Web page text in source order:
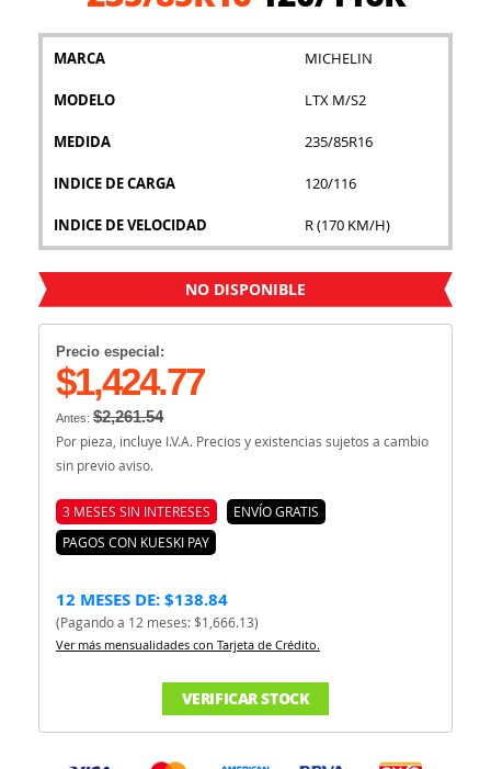
MARCA MICHELIN
MODELO LTX M/S2
MEDIDA 235/85R16
INDICE DE CARGA 120/116
INDICE DE VELOCIDAD R (170 KM/H)
NO DISPONIBLE
Precio especial:
$1,424.77
Antes: $2,261.54
Por pieza, incluye I.V.A. Precios y existencias sujetos a cambio
sin previo aviso.
3 MESES SIN INTERESES
ENVÍO GRATIS
PAGOS CON KUESKI PAY
12 MESES DE: $138.84
(Pagando a 12 meses: $1,666.13)
Ver más mensualidades con Tarjeta de Crédito.
VERIFICAR STOCK
galería
imágenes